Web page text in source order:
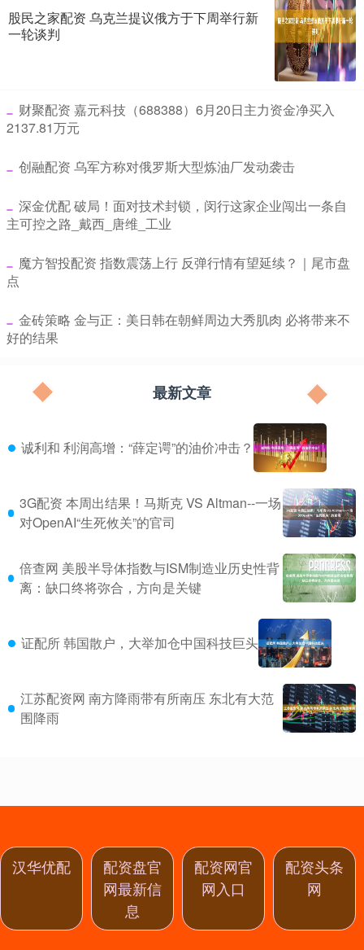
股民之家配资 乌克兰提议俄方于下周举行新
一轮谈判
​财聚配资 嘉元科技（688388）6月20日主力资金净买入
2137.81万元
​创融配资 乌军方称对俄罗斯大型炼油厂发动袭击
​深金优配 破局！面对技术封锁，闵行这家企业闯出一条自
主可控之路_戴西_唐维_工业
​魔方智投配资 指数震荡上行 反弹行情有望延续？｜尾市盘
点
​金砖策略 金与正：美日韩在朝鲜周边大秀肌肉 必将带来不
好的结果
最新文章
诚利和 利润高增：“薛定谔”的油价冲击？
3G配资 本周出结果！马斯克 VS Altman--一场
对OpenAI“生死攸关”的官司
倍查网 美股半导体指数与ISM制造业历史性背
离：缺口终将弥合，方向是关键
证配所 韩国散户，大举加仓中国科技巨头
江苏配资网 南方降雨带有所南压 东北有大范
围降雨
汉华优配
配资盘官
网最新信
息
配资网官
网入口
配资头条
网